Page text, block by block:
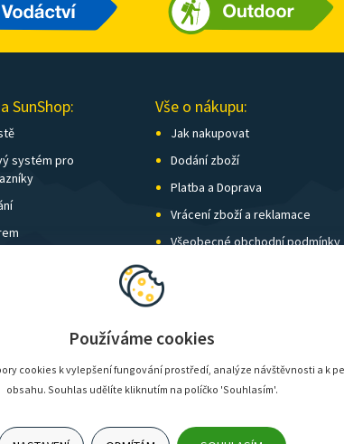
SunShop:
systém pro
Vše o nákupu:
Jak nakupovat
Dodání zboží
Platba a Doprava
Vrácení zboží a reklamace
Všeobecné obchodní podmínky
Používáme cookies
cookies k vylepšení fungování prostředí, analýze návštěvnosti a k
obsahu. Souhlas udělíte kliknutím na políčko 'Souhlasím'.